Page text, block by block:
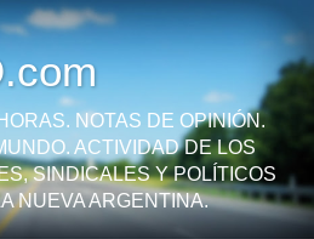
NOTAS DE OPINIÓN.
ACTIVIDAD DE LOS
SINDICALES Y POLÍTICOS
NUEVA ARGENTINA.